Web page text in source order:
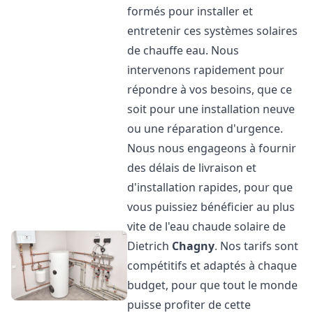
formés pour installer et
entretenir ces systèmes solaires
de chauffe eau. Nous
intervenons rapidement pour
répondre à vos besoins, que ce
soit pour une installation neuve
ou une réparation d'urgence.
Nous nous engageons à fournir
des délais de livraison et
d'installation rapides, pour que
vous puissiez bénéficier au plus
vite de l'eau chaude solaire de
Dietrich Chagny. Nos tarifs sont
compétitifs et adaptés à chaque
budget, pour que tout le monde
puisse profiter de cette